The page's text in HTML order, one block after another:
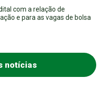
com a relação de
e para as vagas de bolsa
notícias